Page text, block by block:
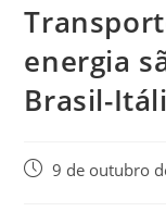
energia
Brasil-
9 de outubro